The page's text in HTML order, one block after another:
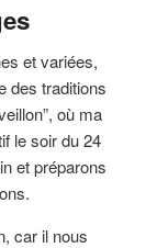
et variées,
des traditions
où ma
le soir du 24
et préparons
car il nous